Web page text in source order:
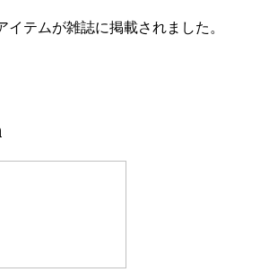
イテムが雑誌に掲載されました。